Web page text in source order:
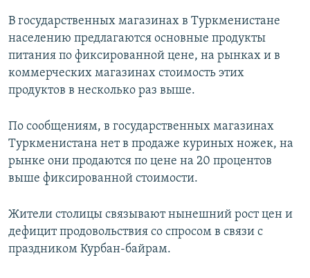
В государственных магазинах в Туркменистане
населению предлагаются основные продукты
питания по фиксированной цене, на рынках и в
коммерческих магазинах стоимость этих
продуктов в несколько раз выше.
По сообщениям, в государственных магазинах
Туркменистана нет в продаже куриных ножек, на
рынке они продаются по цене на 20 процентов
выше фиксированной стоимости.
Жители столицы связывают нынешний рост цен и
дефицит продовольствия со спросом в связи с
праздником Курбан-байрам.